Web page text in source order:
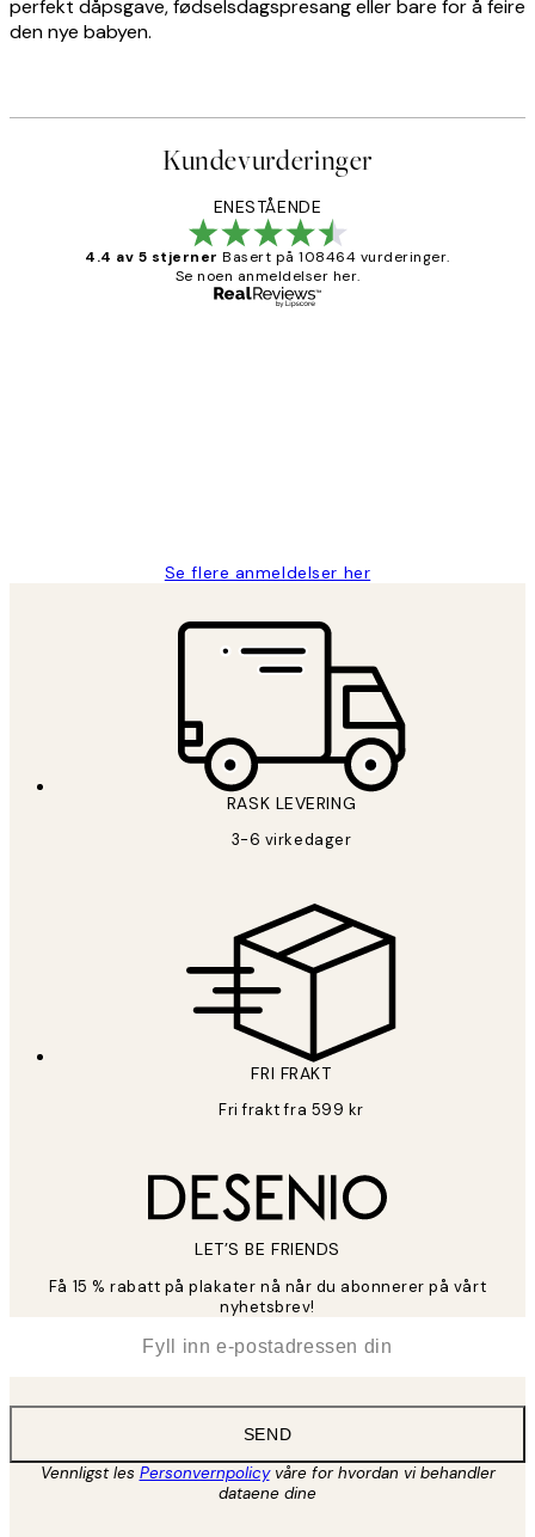
perfekt dåpsgave, fødselsdagspresang eller bare for å feire
den nye babyen.
Kundevurderinger
ENESTÅENDE
4.4 av 5 stjerner Basert på 108464 vurderinger.
Se noen anmeldelser her.
Se flere anmeldelser her
RASK LEVERING
3-6 virkedager
FRI FRAKT
Fri frakt fra 599 kr
LET’S BE FRIENDS
Få 15 % rabatt på plakater nå når du abonnerer på vårt
nyhetsbrev!
SEND
Vennligst les Personvernpolicyvåre for hvordan vi behandler
dataene dine